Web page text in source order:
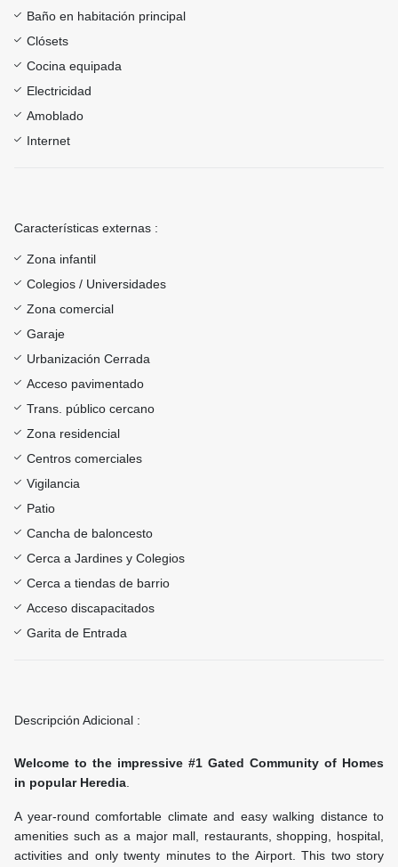
Baño en habitación principal
Clósets
Cocina equipada
Electricidad
Amoblado
Internet
Características externas :
Zona infantil
Colegios / Universidades
Zona comercial
Garaje
Urbanización Cerrada
Acceso pavimentado
Trans. público cercano
Zona residencial
Centros comerciales
Vigilancia
Patio
Cancha de baloncesto
Cerca a Jardines y Colegios
Cerca a tiendas de barrio
Acceso discapacitados
Garita de Entrada
Descripción Adicional :
Welcome to the impressive #1 Gated Community of Homes
in popular Heredia
A year-round comfortable climate and easy walking distance to
amenities such as a major mall, restaurants, shopping, hospital,
activities and only twenty minutes to the Airport. This two story